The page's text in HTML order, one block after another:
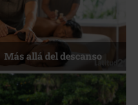
Energía que Impulsa la
competitividad